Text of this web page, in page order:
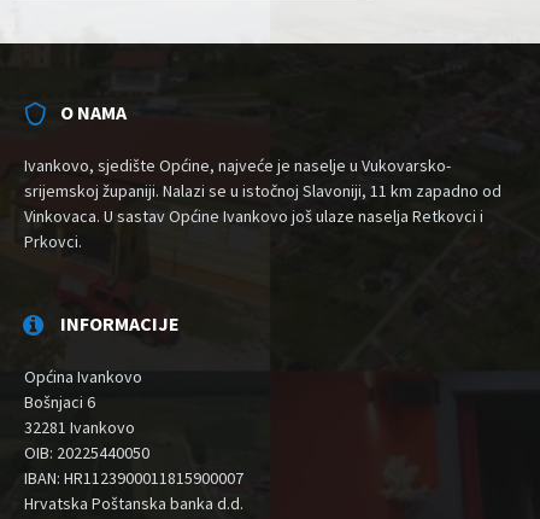
O NAMA
Ivankovo, sjedište Općine, najveće je naselje u Vukovarsko-
srijemskoj županiji. Nalazi se u istočnoj Slavoniji, 11 km zapadno od
Vinkovaca. U sastav Općine Ivankovo još ulaze naselja Retkovci i
Prkovci.
INFORMACIJE
Općina Ivankovo
Bošnjaci 6
32281 Ivankovo
OIB: 20225440050
IBAN: HR1123900011815900007
Hrvatska Poštanska banka d.d.